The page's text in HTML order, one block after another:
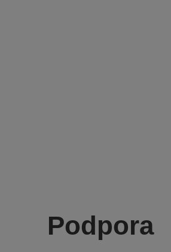
Podpora